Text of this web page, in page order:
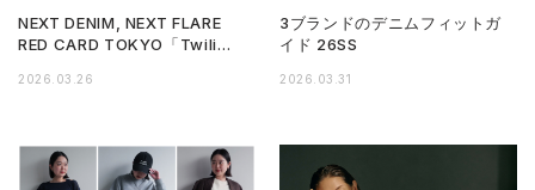
NEXT DENIM, NEXT FLARE
RED CARD TOKYO「Twili…
2026.03.26
3ブランドのデニムフィットガ
イド 26SS
2026.03.31